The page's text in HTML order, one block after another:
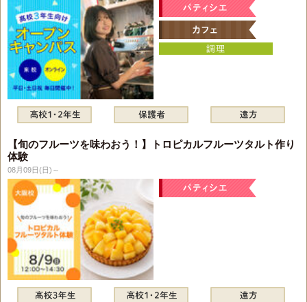
【旬のフルーツを味わおう！】トロピカルフルーツタルト作り
体験
08月09日(日)～